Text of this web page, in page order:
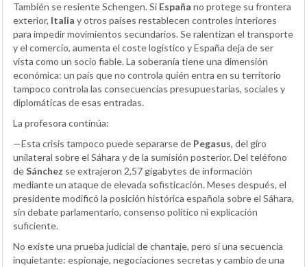
También se resiente Schengen. Si España no protege su frontera
exterior, Italia y otros países restablecen controles interiores
para impedir movimientos secundarios. Se ralentizan el transporte
y el comercio, aumenta el coste logístico y España deja de ser
vista como un socio fiable. La soberanía tiene una dimensión
económica: un país que no controla quién entra en su territorio
tampoco controla las consecuencias presupuestarias, sociales y
diplomáticas de esas entradas.
La profesora continúa:
—Esta crisis tampoco puede separarse de Pegasus, del giro
unilateral sobre el Sáhara y de la sumisión posterior. Del teléfono
deSánchez se extrajeron 2,57 gigabytes de información
mediante un ataque de elevada sofisticación. Meses después, el
presidente modificó la posición histórica española sobre el Sáhara,
sin debate parlamentario, consenso político ni explicación
suficiente.
No existe una prueba judicial de chantaje, pero sí una secuencia
inquietante: espionaje, negociaciones secretas y cambio de una